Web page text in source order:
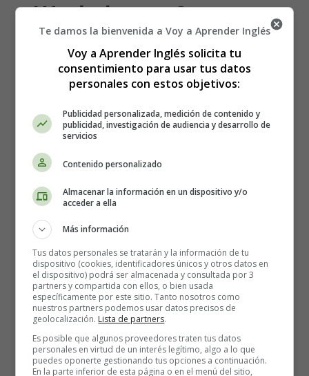
Worksheets Concept
04 - Fichas Conceptos
en Inglés
Recursos Educativos en
Te damos la bienvenida a Voy a Aprender Inglés
Voy a Aprender Inglés solicita tu
consentimiento para usar tus datos
personales con estos objetivos:
Publicidad personalizada, medición de contenido y
publicidad, investigación de audiencia y desarrollo de
servicios
Contenido personalizado
Almacenar la información en un dispositivo y/o
acceder a ella
Más información
Tus datos personales se tratarán y la información de tu
dispositivo (cookies, identificadores únicos y otros datos en
el dispositivo) podrá ser almacenada y consultada por 3
partners y compartida con ellos, o bien usada
específicamente por este sitio. Tanto nosotros como
nuestros partners podemos usar datos precisos de
geolocalización. Lista de partners.
Es posible que algunos proveedores traten tus datos
personales en virtud de un interés legítimo, algo a lo que
puedes oponerte gestionando tus opciones a continuación.
En la parte inferior de esta página o en el menú del sitio,